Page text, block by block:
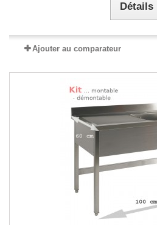
Détails
Ajouter au comparateur